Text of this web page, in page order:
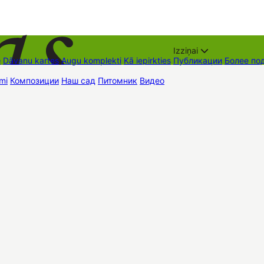
Dāvanu kartes Augu komplekti Kā iepirkties
Izziņai
Публикации Более
Композиции Наш сад Питомник Видео